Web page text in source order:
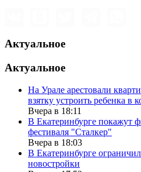
Актуальное
Актуальное
На Урале арестовали
взятку устроить ребенка в
Вчера в 18:11
В Екатеринбурге покажут
фестиваля "Сталкер"
Вчера в 18:03
В Екатеринбурге
новостройки